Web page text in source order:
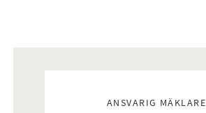
ANSVARIG MÄKLARE